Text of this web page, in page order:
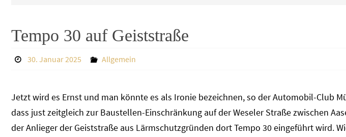
Tempo 30 auf Geiststraße
30. Januar 2025 Allgemein
Jetzt wird es Ernst und man könnte es als Ironie bezeichnen, so der Automobil-Club
dass just zeitgleich zur Baustellen-Einschränkung auf der Weseler Straße zwischen
der Anlieger der Geiststraße aus Lärmschutzgründen dort Tempo 30 eingeführt wird.